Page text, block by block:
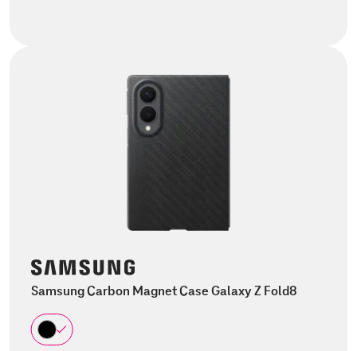
Samsung Carbon Magnet Case Galaxy Z Fold8